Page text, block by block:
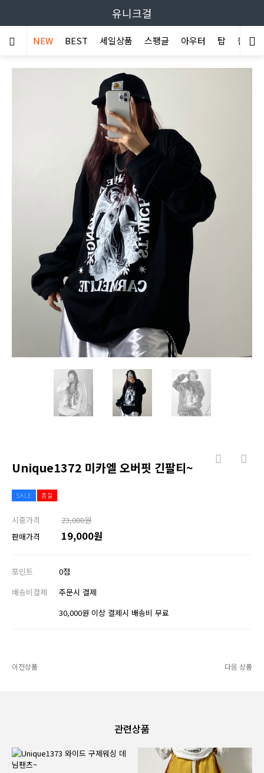
유니크걸
NEW BEST 세일상품 스팽글 아우터 탑 원피스
Unique1372 미카엘 오버핏 긴팔티~
SALE 품절
시중가격
23,000원
판매가격
19,000원
포인트
0점
배송비결제
주문시 결제
30,000원 이상 결제시 배송비 무료
이전상품 다음 상품
관련상품